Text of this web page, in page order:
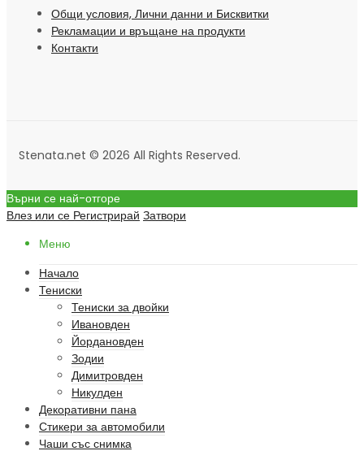
Общи условия, Лични данни и Бисквитки
Рекламации и връщане на продукти
Контакти
Stenata.net © 2026 All Rights Reserved.
Върни се най-отгоре
Влез или се Регистрирай Затвори
Меню
Начало
Тениски
Тениски за двойки
Ивановден
Йордановден
Зодии
Димитровден
Никулден
Декоративни пана
Стикери за автомобили
Чаши със снимка